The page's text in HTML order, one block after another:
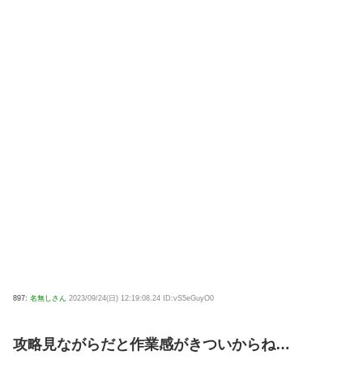
897: 名無しさん 2023/09/24(日) 12:19:08.24 ID:vS5eGuyO0
攻略見ながらだと作業感がきついからね…